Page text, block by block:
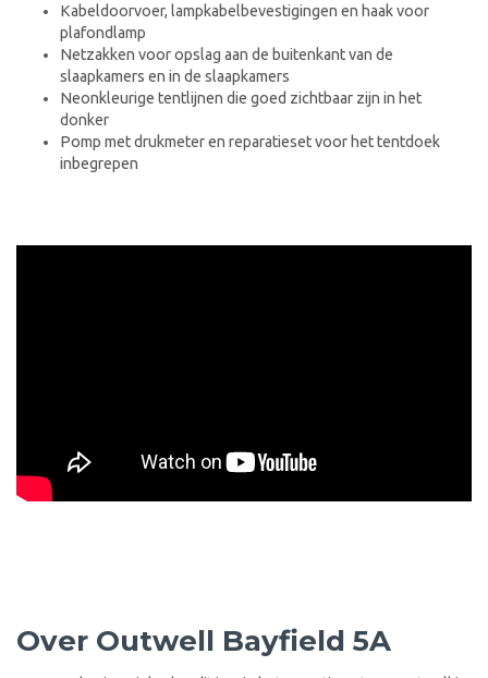
Kabeldoorvoer, lampkabelbevestigingen en haak voor
plafondlamp
Netzakken voor opslag aan de buitenkant van de
slaapkamers en in de slaapkamers
Neonkleurige tentlijnen die goed zichtbaar zijn in het
donker
Pomp met drukmeter en reparatieset voor het tentdoek
inbegrepen
Over Outwell Bayfield 5A